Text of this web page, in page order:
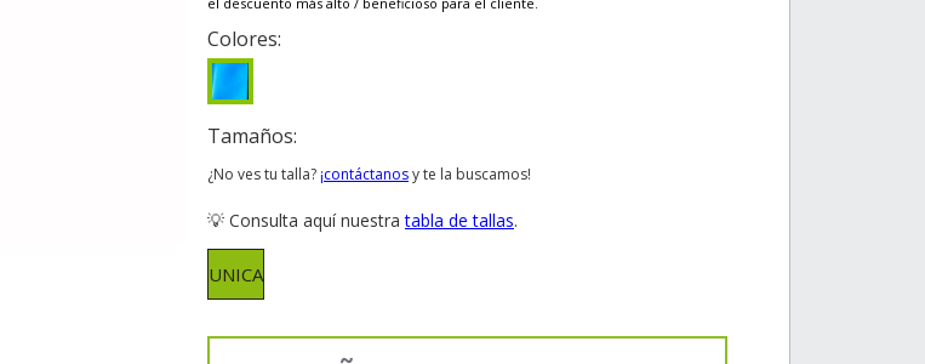
Colores:
Tamaños:
¿No ves tu talla?¡contáctanosy te la buscamos!
💡 Consulta aquí nuestratabla de tallas.
UNICA